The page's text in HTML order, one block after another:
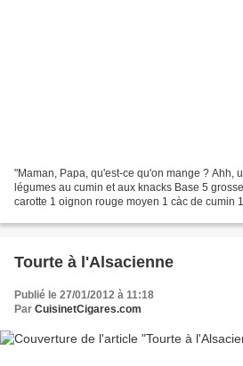
"Maman, Papa, qu'est-ce qu'on mange ? Ahh,
légumes au cumin et aux knacks Base 5
carotte 1 oignon rouge moyen 1 càc de cumin
Tourte à l'Alsacienne
Publié le 27/01/2012 à 11:18
Par CuisinetCigares.com